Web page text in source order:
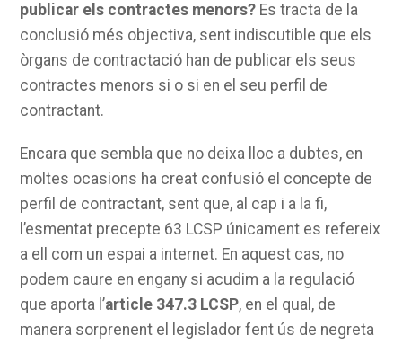
publicar els contractes menors? Es tracta de la
conclusió més objectiva, sent indiscutible que els
òrgans de contractació han de publicar els seus
contractes menors si o si en el seu perfil de
contractant.
Encara que sembla que no deixa lloc a dubtes, en
moltes ocasions ha creat confusió el concepte de
perfil de contractant, sent que, al cap i a la fi,
l’esmentat precepte 63 LCSP únicament es refereix
a ell com un espai a internet. En aquest cas, no
podem caure en engany si acudim a la regulació
que aporta l’article 347.3 LCSP, en el qual, de
manera sorprenent el legislador fent ús de negreta